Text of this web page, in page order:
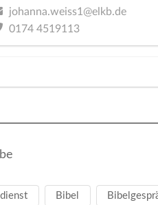
johanna.weiss1@elkb.de
0174 4519113
Bibel